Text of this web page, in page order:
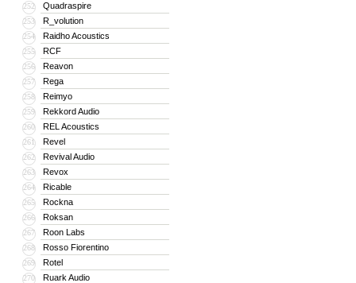
252 Quadraspire
253 R_volution
254 Raidho Acoustics
255 RCF
256 Reavon
257 Rega
258 Reimyo
259 Rekkord Audio
260 REL Acoustics
261 Revel
262 Revival Audio
263 Revox
264 Ricable
265 Rockna
266 Roksan
267 Roon Labs
268 Rosso Fiorentino
269 Rotel
270 Ruark Audio